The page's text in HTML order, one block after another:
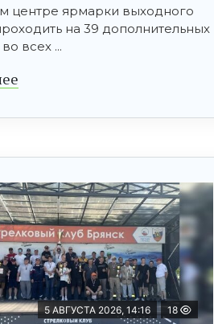
центре ярмарки выходного
на 39 дополнительных
всех ...
5 АВГУСТА 2026, 14:16 18